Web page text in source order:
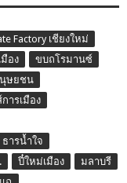
Factory เชียงใหม่
มือง
ขบถโรมานซ์
ษยชน
ารเมือง
ธารน้ำใจ
ปี๋ใหม่เมือง
มลาบรี